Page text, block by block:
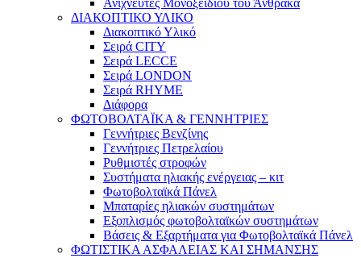
Ανιχνευτές Μονοξειδίου του Άνθρακα
ΔΙΑΚΟΠΤΙΚΟ ΥΛΙΚΟ
Διακοπτικό Υλικό
Σειρά CITY
Σειρά LECCE
Σειρά LONDON
Σειρά RHYME
Διάφορα
ΦΩΤΟΒΟΛΤΑΪΚΑ & ΓΕΝΝΗΤΡΙΕΣ
Γεννήτριες Βενζίνης
Γεννήτριες Πετρελαίου
Ρυθμιστές στροφών
Συστήματα ηλιακής ενέργειας – κιτ
Φωτοβολταϊκά Πάνελ
Μπαταρίες ηλιακών συστημάτων
Εξοπλισμός φωτοβολταϊκών συστημάτων
Βάσεις & Εξαρτήματα για Φωτοβολταϊκά Πάνελ
ΦΩΤΙΣΤΙΚΑ ΑΣΦΑΛΕΙΑΣ ΚΑΙ ΣΗΜΑΝΣΗΣ